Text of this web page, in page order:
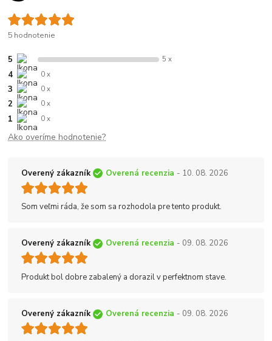
5 hodnotenie
5 5 x
4 0 x
3 0 x
2 0 x
1 0 x
Ako overíme hodnotenie?
Overený zákazník Overená recenzia - 10. 08. 2026
Som veľmi ráda, že som sa rozhodola pre tento produkt.
Overený zákazník Overená recenzia - 09. 08. 2026
Produkt bol dobre zabalený a dorazil v perfektnom stave.
Overený zákazník Overená recenzia - 09. 08. 2026